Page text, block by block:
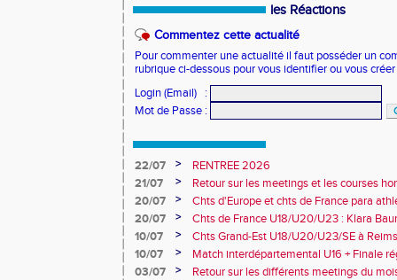
les Réactions
Commentez cette actualité
Pour commenter une actualité il faut posséder un
rubrique ci-dessous pour vous identifier ou vous
Login (Email)
:
Mot de Passe :
22/07 >
RENTREE 2026
21/07
>
Retour sur les meetings et les courses
20/07
>
Chts d'Europe et chts de France para
champion d'Europe et multiples
20/07 >
Chts de France U18/U20/U23 : Klara
10e
10/07 >
Chts Grand-Est U18/U20/U23/SE à
10/07
>
Match interdépartemental U16 + Finale
Obernai
03/07 >
Retour sur les différents meetings du